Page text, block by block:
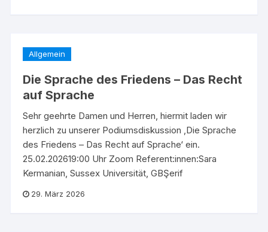
Allgemein
Die Sprache des Friedens – Das Recht
auf Sprache
Sehr geehrte Damen und Herren, hiermit laden wir
herzlich zu unserer Podiumsdiskussion ‚Die Sprache
des Friedens – Das Recht auf Sprache‘ ein.
25.02.202619:00 Uhr Zoom Referent:innen:Sara
Kermanian, Sussex Universität, GBŞerif
29. März 2026